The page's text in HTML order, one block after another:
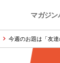
マガジン
今週のお題は「友